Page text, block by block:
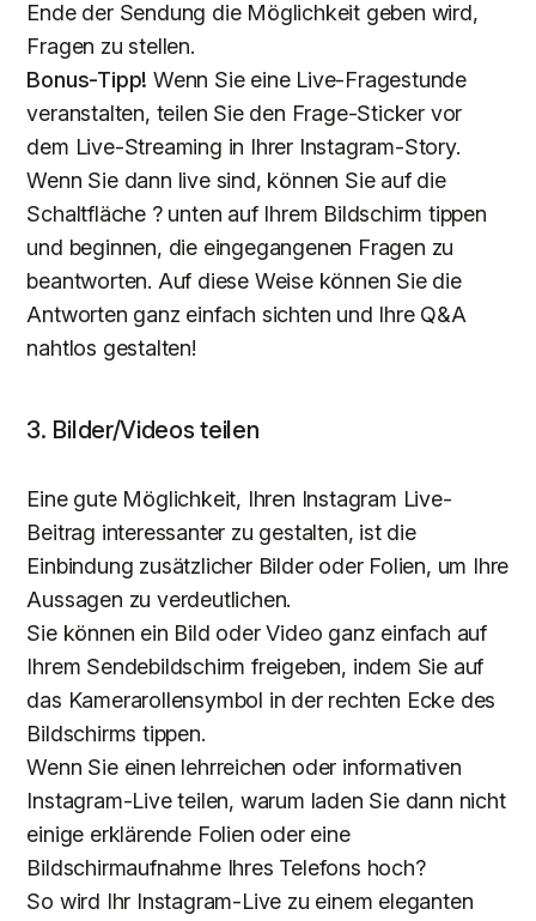
Ende der Sendung die Möglichkeit geben wird,
Fragen zu stellen.
Bonus-Tipp! Wenn Sie eine Live-Fragestunde
veranstalten, teilen Sie den Frage-Sticker vor
dem Live-Streaming in Ihrer Instagram-Story.
Wenn Sie dann live sind, können Sie auf die
Schaltfläche ? unten auf Ihrem Bildschirm tippen
und beginnen, die eingegangenen Fragen zu
beantworten. Auf diese Weise können Sie die
Antworten ganz einfach sichten und Ihre Q&A
nahtlos gestalten!
3. Bilder/Videos teilen
Eine gute Möglichkeit, Ihren Instagram Live-
Beitrag interessanter zu gestalten, ist die
Einbindung zusätzlicher Bilder oder Folien, um Ihre
Aussagen zu verdeutlichen.
Sie können ein Bild oder Video ganz einfach auf
Ihrem Sendebildschirm freigeben, indem Sie auf
das Kamerarollensymbol in der rechten Ecke des
Bildschirms tippen.
Wenn Sie einen lehrreichen oder informativen
Instagram-Live teilen, warum laden Sie dann nicht
einige erklärende Folien oder eine
Bildschirmaufnahme Ihres Telefons hoch?
So wird Ihr Instagram-Live zu einem eleganten